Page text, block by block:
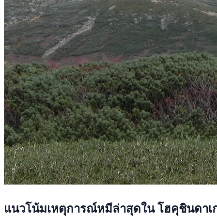
แนวโน้มเหตุการณ์หมีล่าสุดใน โฮคุชินดาเ